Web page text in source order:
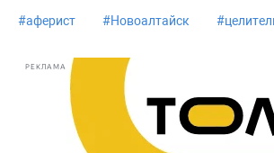
#аферист #Новоалтайск #
РЕКЛАМА